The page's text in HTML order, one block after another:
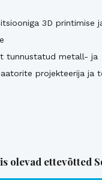
3D printimise
tunnustatud metall- ja
projekteerija ja
olevad ettevõtted